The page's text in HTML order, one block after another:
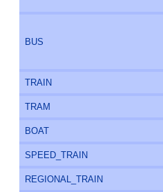
BUS
TRAIN
TRAM
BOAT
SPEED_TRAIN
REGIONAL_TRAIN